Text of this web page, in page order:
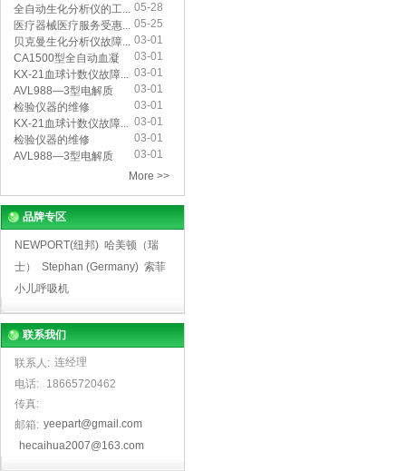
全自动生化分析仪的工... 05-28
医疗器械医疗服务受惠... 05-25
贝克曼生化分析仪故障... 03-01
CA1500型全自动血凝
仪...
03-01
KX-21血球计数仪故障... 03-01
AVL988—3型电解质
分...
03-01
检验仪器的维修
03-01
KX-21血球计数仪故障... 03-01
检验仪器的维修
03-01
AVL988—3型电解质
03-01
More >>
品牌专区
NEWPORT(纽邦) 哈美顿（瑞
士）
Stephan (Germany) 索菲
小儿呼吸机
联系我们
联系人: 连经理
电话:
18665720462
传真:
邮箱: yeepart@gmail.com
hecaihua2007@163.com